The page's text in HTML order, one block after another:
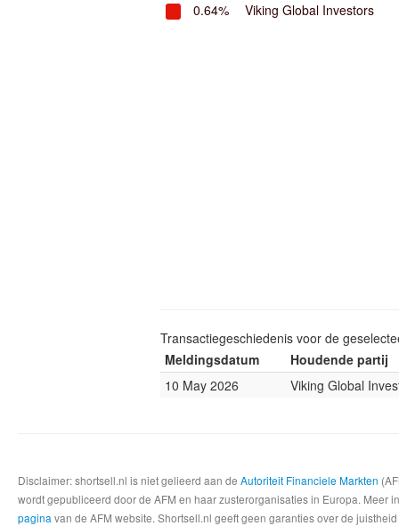
0.64%
Viking Global Investors
Transactiegeschiedenis voor de
Meldingsdatum
Houdende partij
10 May 2026
Viking Global
Disclaimer: shortsell.nl is niet gelieerd aan de Autoriteit Financiele Markten
wordt gepubliceerd door de AFM en haar zusterorganisaties in Europa.
pagina van de AFM website. Shortsell.nl geeft geen garanties over de